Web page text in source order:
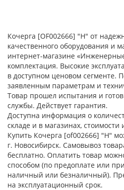
Кочерга [OF002666] "Н" от
качественного оборудования и
интернет-магазине
комплектация. Высокие
в доступном ценовом сегменте.
заявленным параметрам и
Товар прошел испытания и
службы. Действует гарантия.
Доступна информация о
складе и в магазинах,
Купить Кочерга [of002666] "Н"
г. Новосибирск. Самовывоз
бесплатно. Оплатить товар
способом (по предоплате или
наличный или безналичный).
на эксплуатационный срок.